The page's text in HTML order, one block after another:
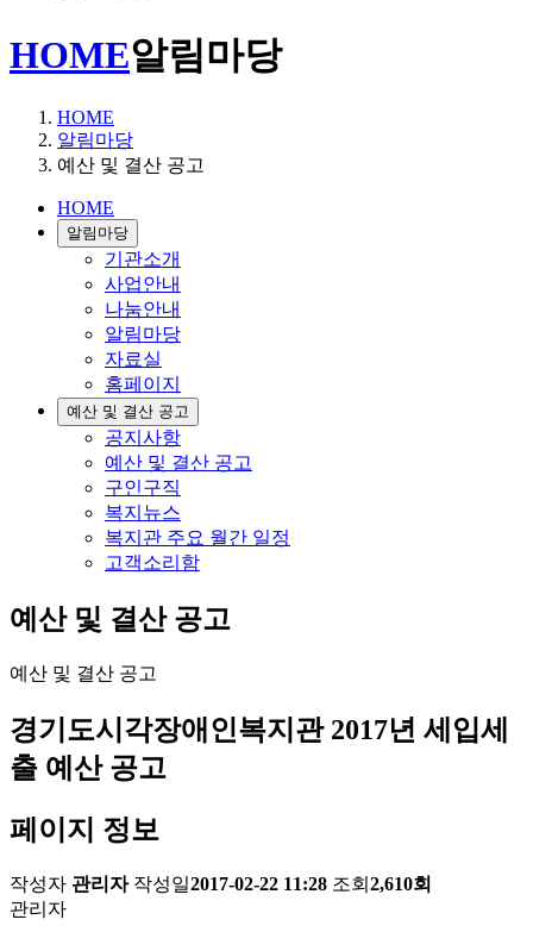
HOME알림마당
HOME
알림마당
예산 및 결산 공고
HOME
알림마당
기관소개
사업안내
나눔안내
알림마당
자료실
홈페이지
예산 및 결산 공고
공지사항
예산 및 결산 공고
구인구직
복지뉴스
복지관 주요 월간 일정
고객소리함
예산 및 결산 공고
예산 및 결산 공고
경기도시각장애인복지관 2017년 세입세
출 예산 공고
페이지 정보
작성자 관리자 작성일2017-02-22 11:28 조회 2,610회
관리자